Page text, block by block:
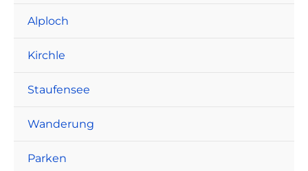
Alploch
Kirchle
Staufensee
Wanderung
Parken